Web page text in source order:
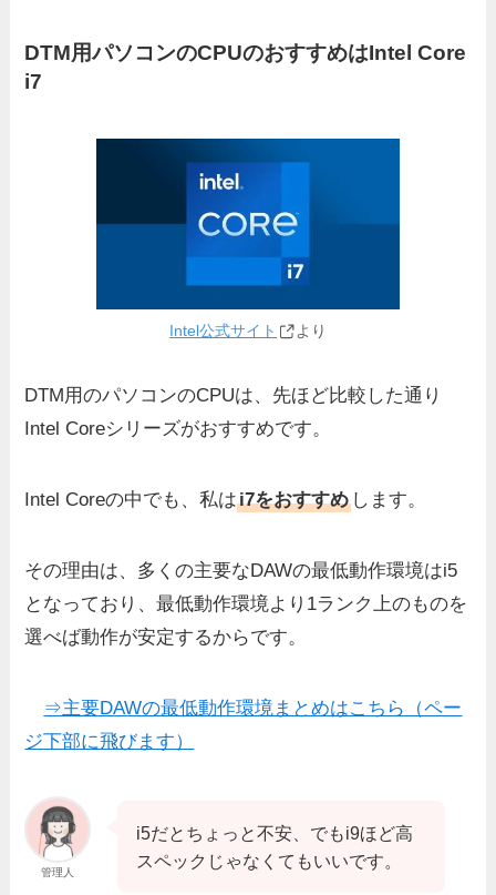
DTM用パソコンのCPUのおすすめはIntel Core
i7
Intel公式サイト より
DTM用のパソコンのCPUは、先ほど比較した通り
Intel Coreシリーズがおすすめです。
Intel Coreの中でも、私はi7をおすすめ します。
その理由は、多くの主要なDAWの最低動作環境はi5
となっており、最低動作環境より1ランク上のものを
選べば動作が安定するからです。
⇒主要DAWの最低動作環境まとめはこちら（ペー
ジ下部に飛びます）
管理人
i5だとちょっと不安、でもi9ほど高
スペックじゃなくてもいいです。